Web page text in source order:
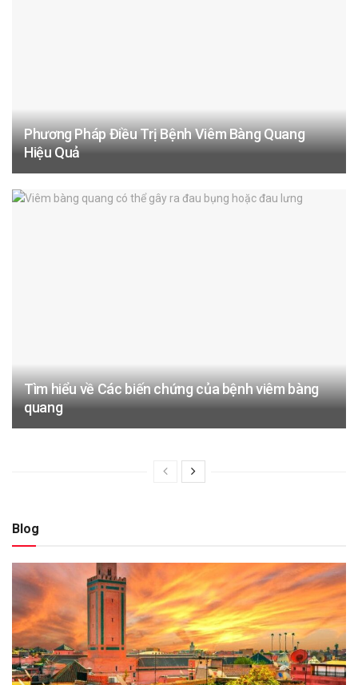
Phương Pháp Điều Trị Bệnh Viêm Bàng Quang
Hiệu Quả
Tìm hiểu về Các biến chứng của bệnh viêm bàng
quang
Blog